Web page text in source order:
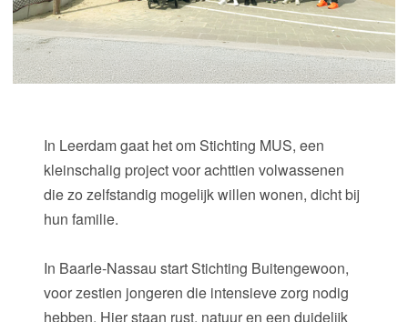
In Leerdam gaat het om Stichting MUS, een
kleinschalig project voor achttien volwassenen
die zo zelfstandig mogelijk willen wonen, dicht bij
hun familie.
In Baarle-Nassau start Stichting Buitengewoon,
voor zestien jongeren die intensieve zorg nodig
hebben. Hier staan rust, natuur en een duidelijk